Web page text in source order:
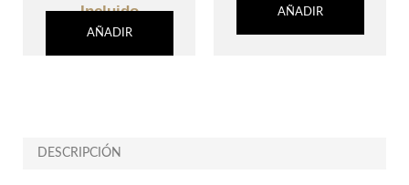
Incluido
AÑADIR
AÑADIR
DESCRIPCIÓN